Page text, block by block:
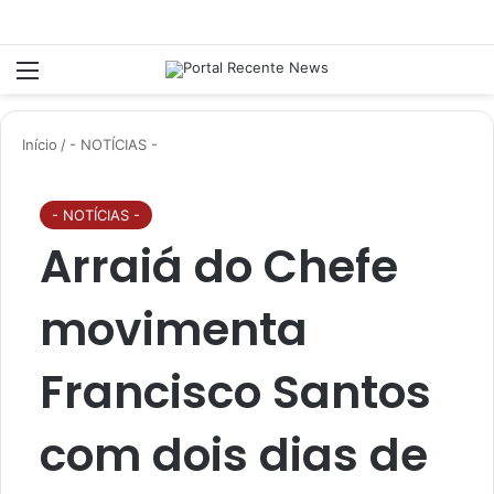
Início / - NOTÍCIAS -
- NOTÍCIAS -
Arraiá do Chefe
movimenta
Francisco Santos
com dois dias de